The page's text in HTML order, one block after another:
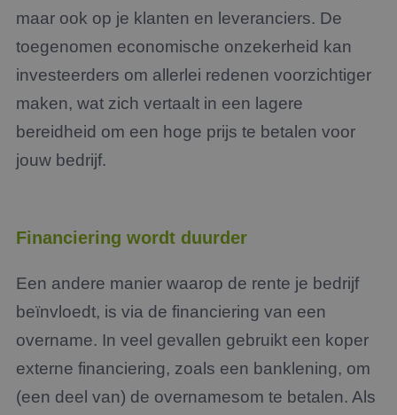
maar ook op je klanten en leveranciers. De
toegenomen economische onzekerheid kan
investeerders om allerlei redenen voorzichtiger
maken, wat zich vertaalt in een lagere
bereidheid om een hoge prijs te betalen voor
jouw bedrijf.
Financiering wordt duurder
Een andere manier waarop de rente je bedrijf
beïnvloedt, is via de financiering van een
overname. In veel gevallen gebruikt een koper
externe financiering, zoals een banklening, om
(een deel van) de overnamesom te betalen. Als